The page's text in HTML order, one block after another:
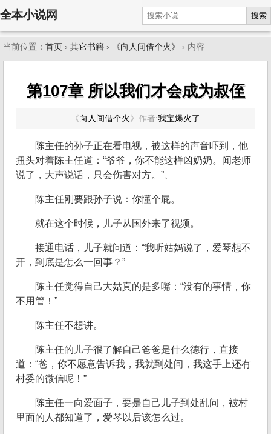
全本小说网 搜索
当前位置： 首页 › 其它书籍 › 《向人间借个火》 › 内容
第107章 所以我们才会成为叔侄
《向人间借个火 》 作者:我宝爆火了
陈主任的孙子正在看电视，被这样的声音吓到，他
扭头对着陈主任道：“爷爷，你不能这样凶奶奶。闻老师
说了，大声说话，只会伤害对方。”、
陈主任刚要跟孙子说：你懂个屁。
就在这个时候，儿子从国外来了视频。
接通电话，儿子就问道：“我听姑妈说了，爱琴想不
开，到底是怎么一回事？”
陈主任觉得自己大姑真的是多嘴：“没有的事情，你
不用管！”
陈主任不想讲。
陈主任的儿子很了解自己爸爸是什么德行，直接
道：“爸，你不愿意告诉我，我就到处问，我这手上还有
村委的微信呢！”
陈主任一向爱面子，要是自己儿子到处乱问，被村
里面的人都知道了，爱琴以后该怎么过。